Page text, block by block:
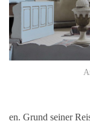
en. Grund seiner